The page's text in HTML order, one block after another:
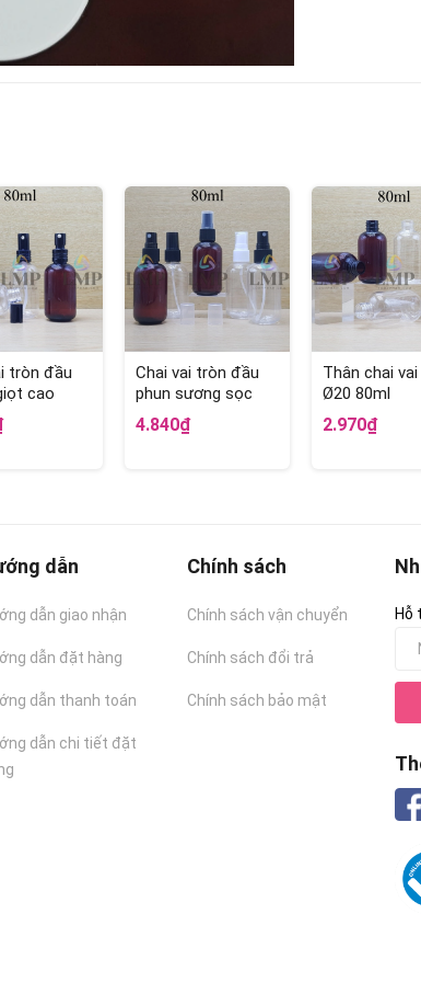
tròn đầu
cao
Chai vai tròn đầu
phun sương sọc
80ml
4.840₫
Thân chai
Ø20 80ml
2.970₫
dẫn
dẫn giao nhận
dẫn đặt hàng
dẫn thanh toán
dẫn chi tiết đặt
Chính sách
Chính sách vận chuyển
Chính sách đổi trả
Chính sách bảo mật
Hỗ